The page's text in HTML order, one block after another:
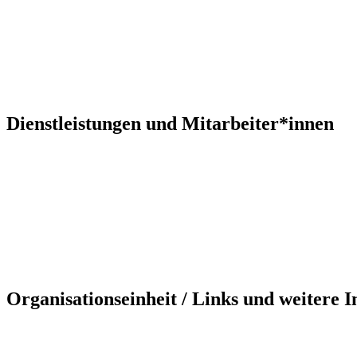
Dienstleistungen und Mitarbeiter*innen
Organisationseinheit / Links und weitere